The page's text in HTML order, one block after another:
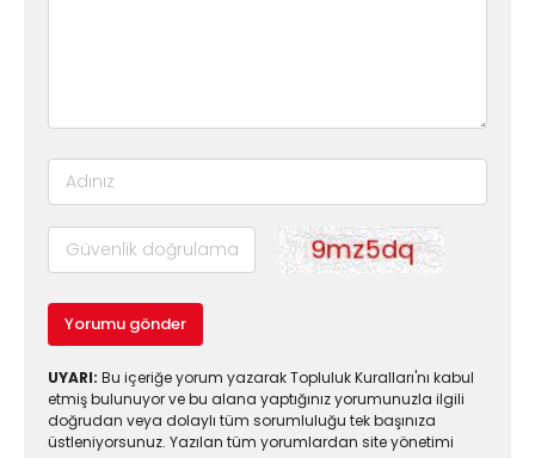
Yorumu gönder
UYARI: Bu içeriğe yorum yazarak Topluluk Kuralları'nı kabul
etmiş bulunuyor ve bu alana yaptığınız yorumunuzla ilgili
doğrudan veya dolaylı tüm sorumluluğu tek başınıza
üstleniyorsunuz. Yazılan tüm yorumlardan site yönetimi